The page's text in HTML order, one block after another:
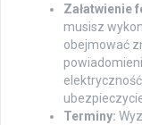
Załatwienie
musisz
obejmować
Terminy: